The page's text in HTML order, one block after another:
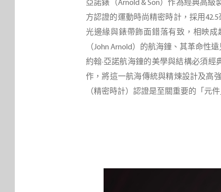
亞諾錶（Arnold & Son）作為經典高
方認證的運動時尚精密時計，採用
光邊緣與錶帶飾面錯落有致，相映成
（John Arnold）的航海鐘、其革命性
約翰·亞諾航海鐘的美學與結構必須
作，將這一航海傳統與精煉設計及高
（精密時計）認證是至關重要的「元